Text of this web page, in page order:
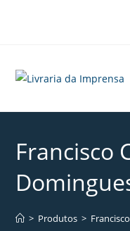
Francisco
> Produtos >